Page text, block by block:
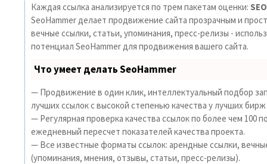
кореи
Каждая ссылка анализируется по трем пакетам оценки:
SeoHammer делает продвижение сайта прозрачным и
вечные ссылки, статьи, упоминания, пресс-релизы -
потенциал SeoHammer для продвижения вашего сайта.
Что умеет делать SeoHammer
— Продвижение в один клик, интеллектуальный подбор
лучших ссылок с высокой степенью качества у лучших
— Регулярная проверка качества ссылок по более чем 100
ежедневный пересчет показателей качества проекта.
— Все известные форматы ссылок: арендные ссылки,
(упоминания, мнения, отзывы, статьи, пресс-релизы).